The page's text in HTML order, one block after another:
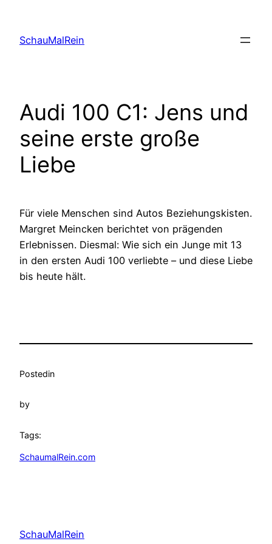
content
SchauMalRein
Audi 100 C1: Jens und
seine erste große
Liebe
Für viele Menschen sind Autos Beziehungskisten.
Margret Meincken berichtet von prägenden
Erlebnissen. Diesmal: Wie sich ein Junge mit 13
in den ersten Audi 100 verliebte – und diese Liebe
bis heute hält.
Postedin
by
Tags:
SchaumalRein.com
SchauMalRein